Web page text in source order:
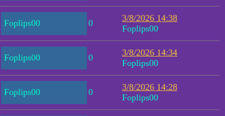
Foplips00 0
3/8/2026 14:38
Foplips00
Foplips00 0
3/8/2026 14:34
Foplips00
Foplips00 0
3/8/2026 14:28
Foplips00